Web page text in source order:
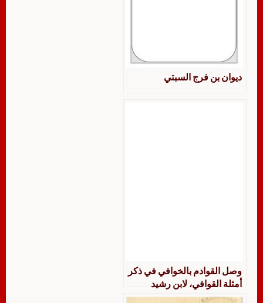
ديوان بن فرج السبتي
وصل القوادم بالخوافي في ذكر
أمثلة القوافي، لابن رشيد
الفهري السبتي